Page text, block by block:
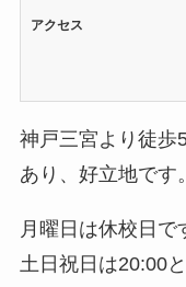
アクセス
神戸三宮より徒歩
あり、好立地です。
月曜日は休校日で
土日祝日は20:00